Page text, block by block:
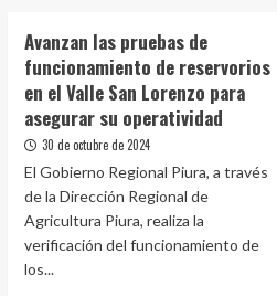
Avanzan las pruebas de
funcionamiento de reservorios
en el Valle San Lorenzo para
asegurar su operatividad
30 de octubre de 2024
El Gobierno Regional Piura, a través
de la Dirección Regional de
Agricultura Piura, realiza la
verificación del funcionamiento de
los...